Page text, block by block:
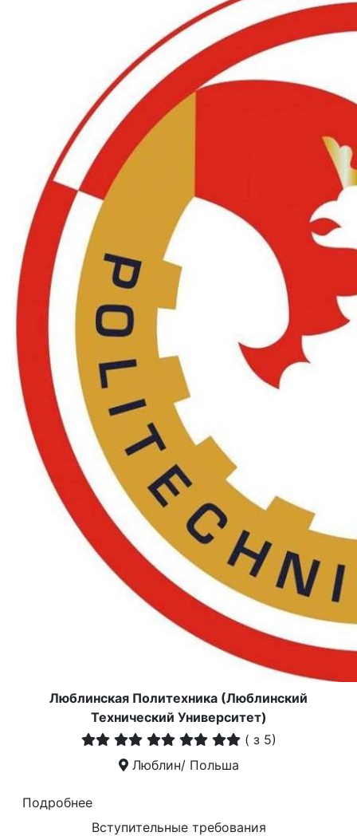
Люблинская Политехника (Люблинский
Технический Университет)
( з 5)
Люблин/ Польша
Подробнее
Вступительные требования